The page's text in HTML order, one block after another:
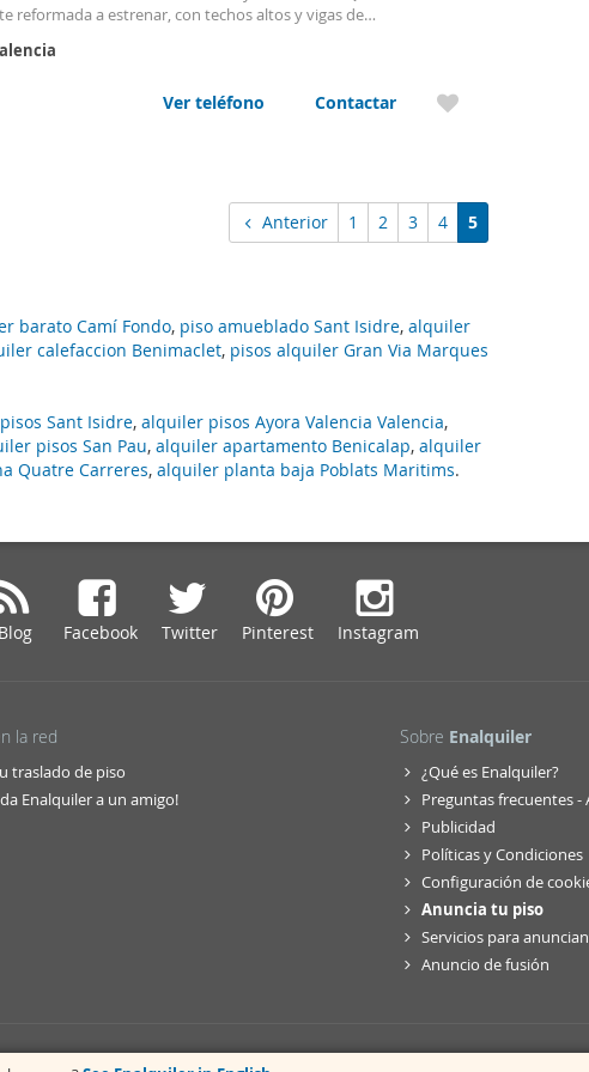
Sant Isidre, alquiler pisos Ayora Valencia Valencia,
pisos San Pau, alquiler apartamento Benicalap, alquiler
Quatre Carreres, alquiler planta baja Poblats Maritims.
reformada a estrenar, con techos altos y vigas de
de la siguiente forma: un baño moderno y funcional.Amplio
Ver teléfono Contactar
Anterior 1 2 3 4 5
barato Camí Fondo, piso amueblado Sant Isidre, alquiler
calefaccion Benimaclet, pisos alquiler Gran Via Marques
Blog Facebook Twitter Pinterest Instagram
la red
traslado de piso
Enalquiler a un amigo!
Sobre Enalquiler
¿Qué es Enalquiler?
Preguntas frecuentes -
Publicidad
Políticas y Condiciones
Configuración de
Anuncia tu piso
Servicios para
Anuncio de fusión